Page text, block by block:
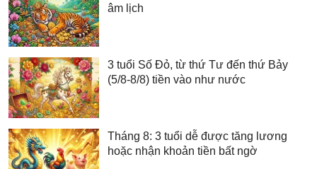
âm lịch
3 tuổi Số Đỏ, từ thứ Tư đến thứ Bảy
(5/8-8/8) tiền vào như nước
Tháng 8: 3 tuổi dễ được tăng lương
hoặc nhận khoản tiền bất ngờ